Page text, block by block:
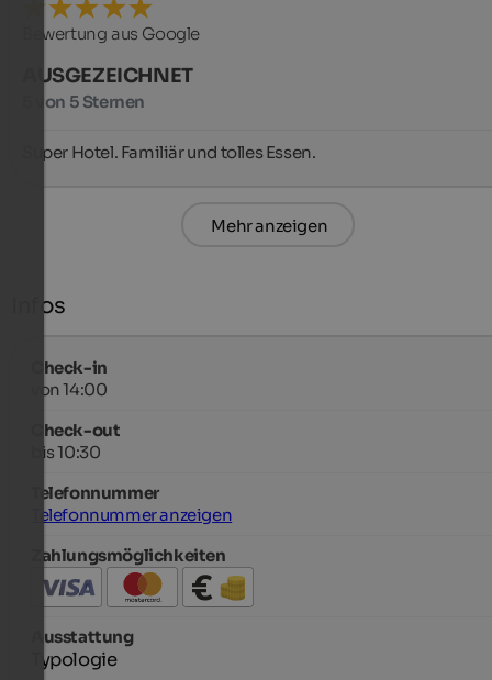
Bewertung aus Google
AUSGEZEICHNET
5 von 5 Sternen
Super Hotel. Familiär und tolles Essen.
Mehr anzeigen
Infos
Check-in
von 14:00
Check-out
bis 10:30
Telefonnummer
Telefonnummer anzeigen
Zahlungsmöglichkeiten
Ausstattung
Typologie